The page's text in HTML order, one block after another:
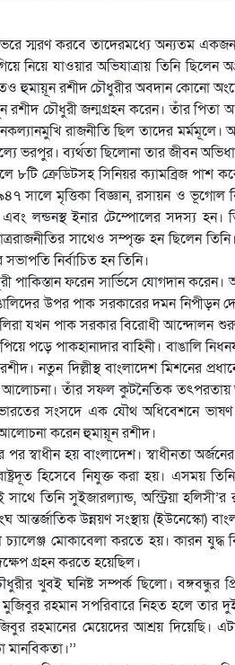
স্মরণ করবে তাদেরমধ্যে অন্যতম
নিয়ে যাওয়ার অভিযাত্রায় তিনি
হুমায়ূন রশীদ চৌধুরীর অবদান কোনো
রশীদ চৌধুরী জন্মগ্রহন করেন। তাঁর পিতা
রাজনীতি ছিল তাদের
ভরপুর। ব্যর্থতা ছিলোনা তার জীবন
৮টি ক্রেডিটসহ সিনিয়র ক্যামব্রিজ পাশ
সালে মৃত্তিকা বিজ্ঞান, রসায়ন ও
লন্ডনস্থ ইনার টেম্পোলের সদস্য হন।
সাথেও সম্পৃক্ত হন ছিলেন
নির্বাচিত হন তিনি।
ফরেন সার্ভিসে যোগদান করেন।
উপর পাক সরকারের দমন নিপীড়ন
যখন পাক সরকার বিরোধী আন্দোলন
পড়ে পাকহানাদার বাহিনী। বাঙালি
নতুন দিল্লীস্থ বাংলাদেশ মিশনের
তাঁর সফল কুটনৈতিক তৎপরতায়
সংসদে এক যৌথ অধিবেশনে ভাষণ
আলোচনা করেন হুমায়ূন রশীদ।
পর স্বাধীন হয় বাংলাদেশ। স্বাধীনতা
হিসেবে নিযুক্ত করা হয়। এসময়
তিনি সুইজারল্যান্ড, অস্ট্রিয়া হলিসী’র
উন্নয়ণ সংস্থায় (ইউনেস্কো)
চ্যালেঞ্জ মোকাবেলা করতে হয়। কারন
গ্রহন করতে হয়েছিল।
খুবই ঘনিষ্ট সম্পর্ক ছিলো।
রহমান সপরিবারে নিহত হলে তার
রহমানের মেয়েদের আশ্রয়